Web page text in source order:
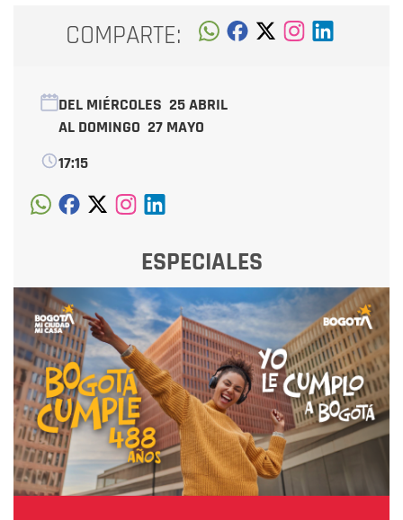
COMPARTE:
DEL MIÉRCOLES 25 ABRIL
AL DOMINGO 27 MAYO
17:15
ESPECIALES